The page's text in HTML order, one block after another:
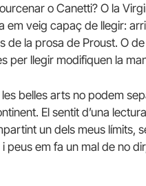
o Canetti? O la
em veig capaç de llegir:
de la prosa de Proust. O
per llegir modifiquen la
belles arts no podem
El sentit d’una
un dels meus límits,
peus em fa un mal de no